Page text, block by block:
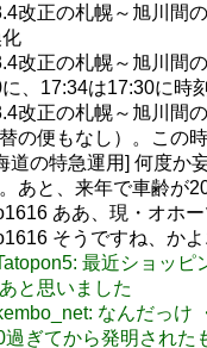
改正の札幌～旭川間
改正の札幌～旭川間
、17:34は17:30に時
改正の札幌～旭川間
の便もなし）。この
道の特急運用] 何度か
あと、来年で車齢が
ああ、現・オホ
そうですね、か
最近ショッ
と思いました
なんだっ
過ぎてから発明され